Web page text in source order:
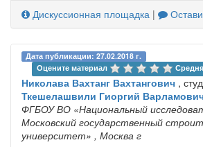
Дискуссионная площадка |
Дата публикации: 27.02.2018 г.
Оцените материал
Николава Вахтанг Вахтангович ,
Ткешелашвили Гиоргий
ФГБОУ ВО «Национальный
Московский государственный
университет» , Москва г